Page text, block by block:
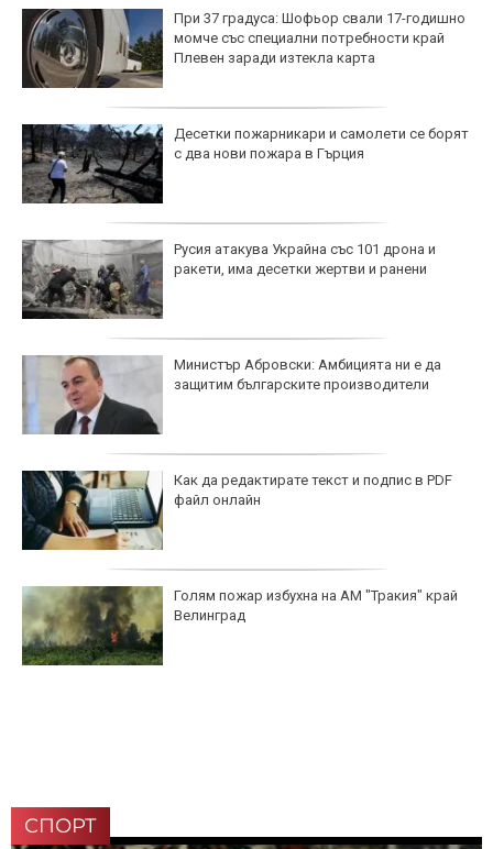
При 37 градуса: Шофьор свали 17-годишно
момче със специални потребности край
Плевен заради изтекла карта
Десетки пожарникари и самолети се борят
с два нови пожара в Гърция
Русия атакува Украйна със 101 дрона и
ракети, има десетки жертви и ранени
Министър Абровски: Амбицията ни е да
защитим българските производители
Как да редактирате текст и подпис в PDF
файл онлайн
Голям пожар избухна на АМ "Тракия" край
Велинград
СПОРТ